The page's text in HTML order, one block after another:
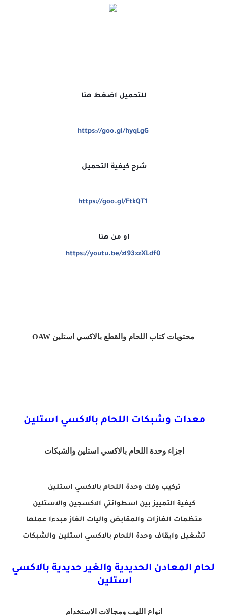
للتحميل اضغط هنا
https://goo.gl/hyqLgG
شرح كيفية التحميل
https://goo.gl/FtkQT1
او من هنا
https://youtu.be/zl93xzXLdf0
محتويات كتاب اللحام والقطع بالاكسي استلين OAW
معدات وشبكات اللحام بالاكسي استلين
اجزاء وحدة اللحام بالاكسي استلين والشبكات
تركيب وفك وحدة اللحام بالاكسي استلين
كيفية التمييز بين اسطوانتي الاكسجين والاستلين
منظمات الغازات والمقابض واليات الغاز مبدءا عملها
تشغيل وايقاف وحدة اللحام بالاكسي استلين والشبكات
لحام المعادن الحديدية والغير حديدية بالاكسي
استلين
انواع اللهب ومجالات الاستخدام